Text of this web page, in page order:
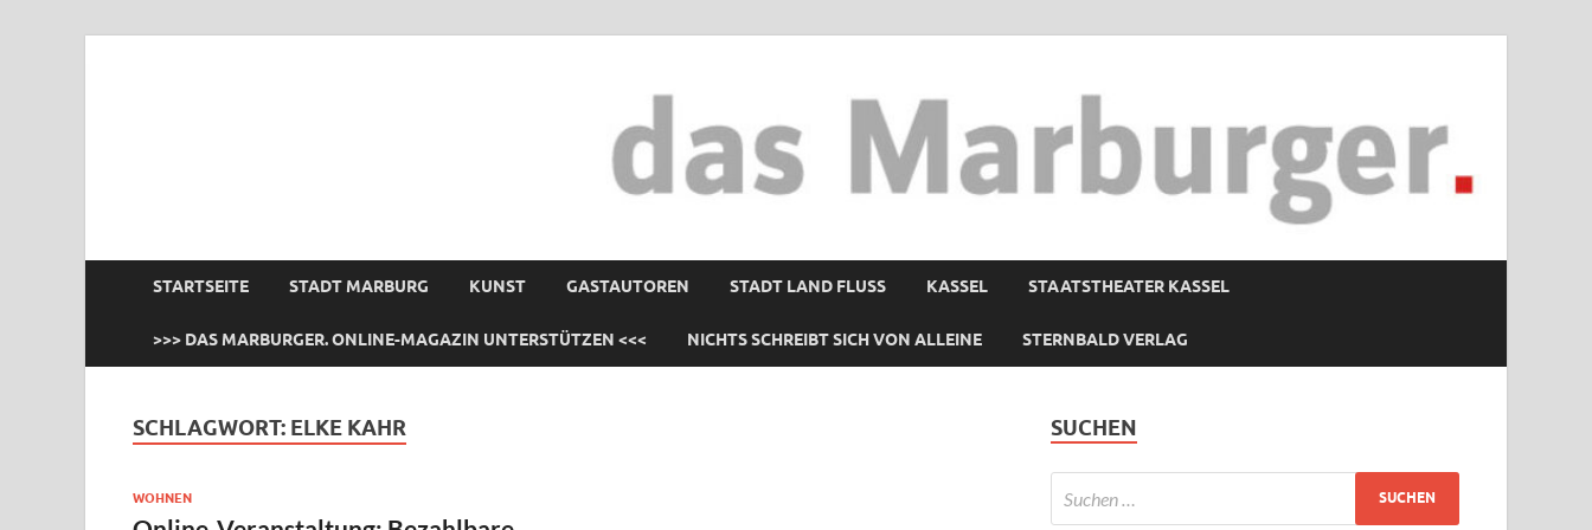
STARTSEITE STADT MARBURG KUNST GASTAUTOREN STADT LAND FLUSS KASSEL STAATSTHEATER KASSEL
>>> DAS MARBURGER. ONLINE-MAGAZIN UNTERSTÜTZEN <<< NICHTS SCHREIBT SICH VON ALLEINE STERNBALD VERLAG
SCHLAGWORT: ELKE KAHR
WOHNEN
SUCHEN